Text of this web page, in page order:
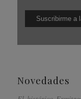
Novedades